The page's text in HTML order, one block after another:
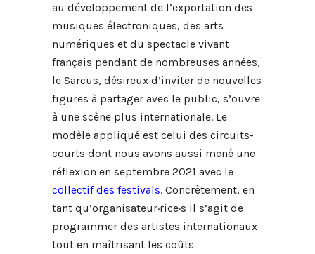
au développement de l’exportation des
musiques électroniques, des arts
numériques et du spectacle vivant
français pendant de nombreuses années,
le Sarcus, désireux d’inviter de nouvelles
figures à partager avec le public, s’ouvre
à une scène plus internationale. Le
modèle appliqué est celui des circuits-
courts dont nous avons aussi mené une
réflexion en septembre 2021 avec le
collectif des festivals. Concrètement, en
tant qu’organisateur·rice·s il s’agit de
programmer des artistes internationaux
tout en maîtrisant les coûts